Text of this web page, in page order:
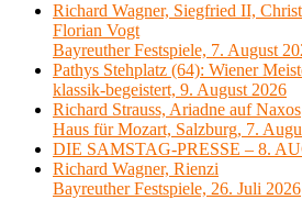
Richard Wagner, Siegfried II,
Florian Vogt
Bayreuther Festspiele, 7. August
Pathys Stehplatz (64): Wiener
klassik-begeistert, 9. August 2026
Richard Strauss, Ariadne auf Naxos
Haus für Mozart, Salzburg, 7.
DIE SAMSTAG-PRESSE – 8.
Richard Wagner, Rienzi
Bayreuther Festspiele, 26. Juli 2026